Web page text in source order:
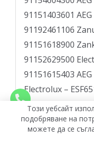
Този уебсайт
подобряване на
можете да се